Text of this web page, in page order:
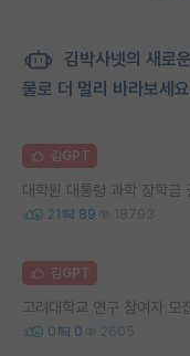
김박사넷의 새로
물로 더 멀리 바라보세
김GPT
대학원 대통령 과학 장학금
21 89 18793
김GPT
고려대학교 연구 참여자 모
0 0 2605